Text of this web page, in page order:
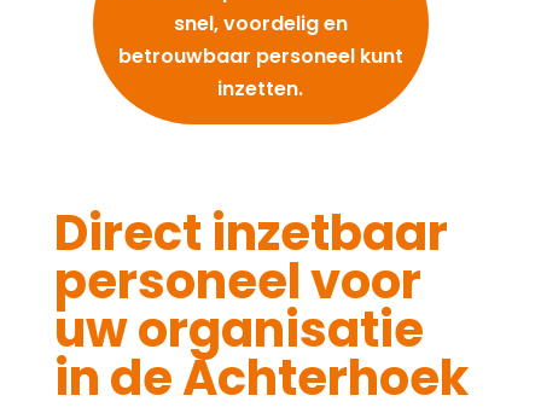
snel, voordelig en
betrouwbaar personeel kunt
inzetten.
Direct inzetbaar
personeel voor
uw organisatie
in de Achterhoek